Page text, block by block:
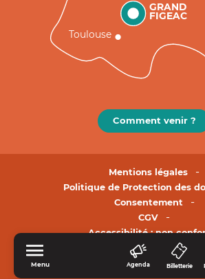
Menu Agenda Billetterie
GRAND
FIGEAC
Toulouse
Comment venir ?
Mentions légales
Politique de Protection des
Consentement
CGV
Accessibilité : non